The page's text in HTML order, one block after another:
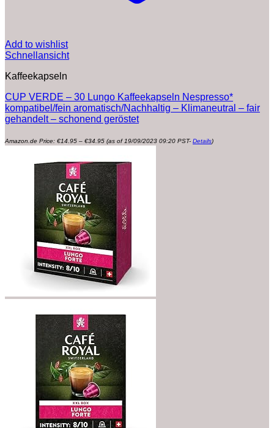
Add to wishlist
Schnellansicht
Kaffeekapseln
CUP VERDE – 30 Lungo Kaffeekapseln Nespresso*
kompatibel/fein aromatisch/Nachhaltig – Klimaneutral – fair
gehandelt – schonend geröstet
Amazon.de Price: €14.95 – €34.95
Preisspanne:
€14.95
(as of 19/09/2023 09:20 PST- Details)